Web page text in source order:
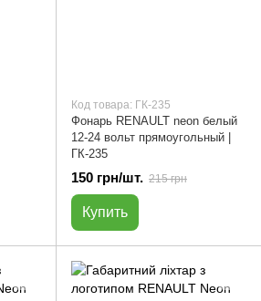
Код товара: ГК-235
Фонарь RENAULT neon белый
12-24 вольт прямоугольный |
ГК-235
150 грн/шт. 215 грн
Купить